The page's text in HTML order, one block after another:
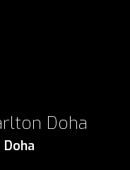
Doha
Doha